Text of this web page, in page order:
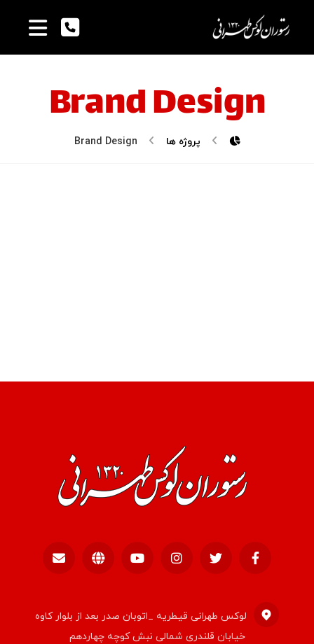
Brand Design
پروژه ها Brand Design
لوکس طهرانی قیطریه _اتوبان صدر بعد از بلوار کاوه
خیابان قلندری شمالی نبش کوچه چهاردهم